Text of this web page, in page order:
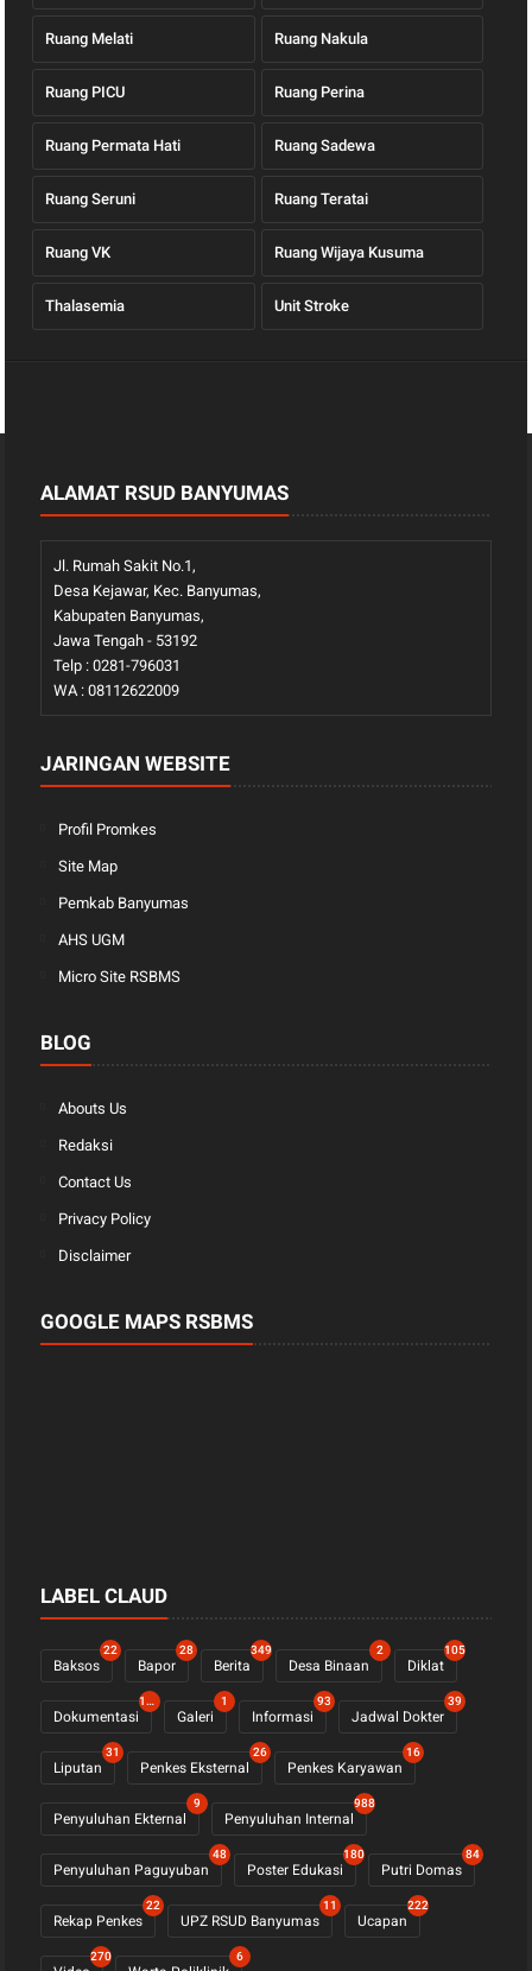
Ruang Melati Ruang Nakula
Ruang PICU Ruang Perina
Ruang Permata Hati Ruang Sadewa
Ruang Seruni Ruang Teratai
Ruang VK Ruang Wijaya Kusuma
Thalasemia Unit Stroke
ALAMAT RSUD BANYUMAS
Jl. Rumah Sakit No.1,
Desa Kejawar, Kec. Banyumas,
Kabupaten Banyumas,
Jawa Tengah - 53192
Telp : 0281-796031
WA : 08112622009
JARINGAN WEBSITE
Profil Promkes
Site Map
Pemkab Banyumas
AHS UGM
Micro Site RSBMS
BLOG
Abouts Us
Redaksi
Contact Us
Privacy Policy
Disclaimer
GOOGLE MAPS RSBMS
LABEL CLAUD
Baksos
22
Bapor
28
Berita
349
Desa Binaan
2
Diklat
105
Dokumentasi
1124
Galeri
1
Informasi
93
Jadwal Dokter
39
Liputan
31
Penkes Eksternal
26
Penkes Karyawan
16
Penyuluhan Ekternal
9
Penyuluhan Internal
988
Penyuluhan Paguyuban
48
Poster Edukasi
180
Putri Domas
84
Rekap Penkes
22
UPZ RSUD Banyumas
11
Ucapan
222
270 6